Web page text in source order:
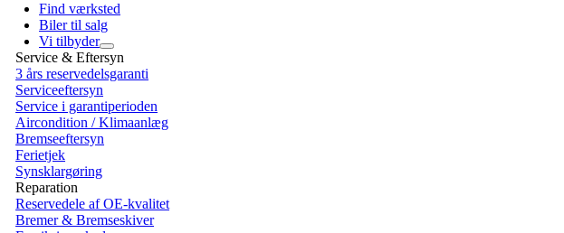
Find værksted
Biler til salg
Vi tilbyder
Service & Eftersyn
3 års reservedelsgaranti
Serviceeftersyn
Service i garantiperioden
Aircondition / Klimaanlæg
Bremseeftersyn
Ferietjek
Synsklargøring
Reparation
Reservedele af OE-kvalitet
Bremer & Bremseskiver